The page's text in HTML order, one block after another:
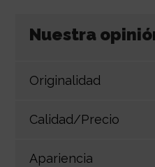
Nuestra
Originalidad
Calidad/Precio
Apariencia